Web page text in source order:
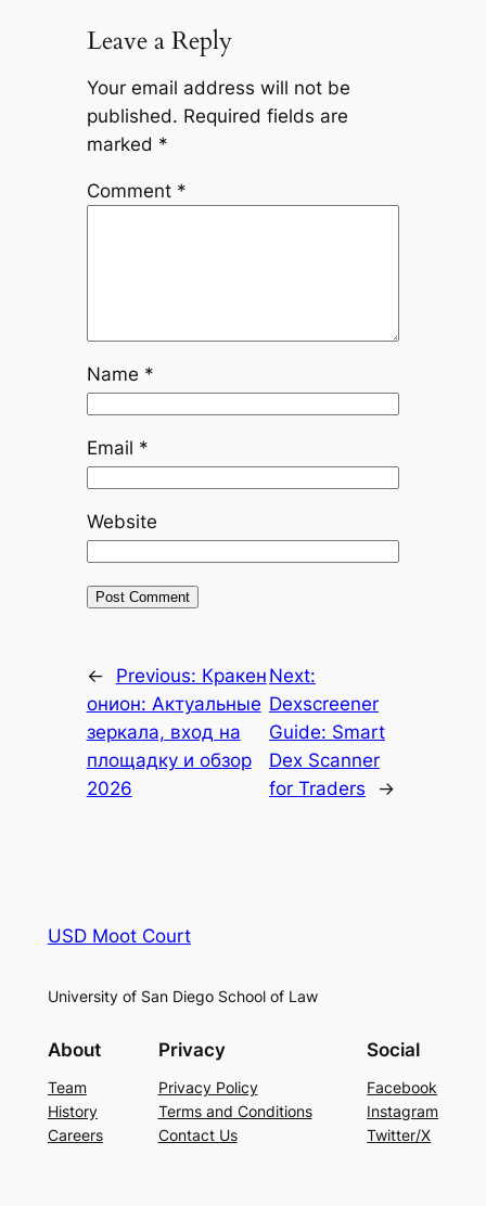
Leave a Reply
Your email address will not be
published. Required fields are
marked *
Comment *
Name *
Email *
Website
← Previous: Кракен
онион: Актуальные
зеркала, вход на
площадку и обзор
2026
Next:
Dexscreener
Guide: Smart
Dex Scanner
for Traders
→
USD Moot Court
University of San Diego School of Law
About
Team
History
Careers
Privacy
Privacy Policy
Terms and Conditions
Contact Us
Social
Facebook
Instagram
Twitter/X